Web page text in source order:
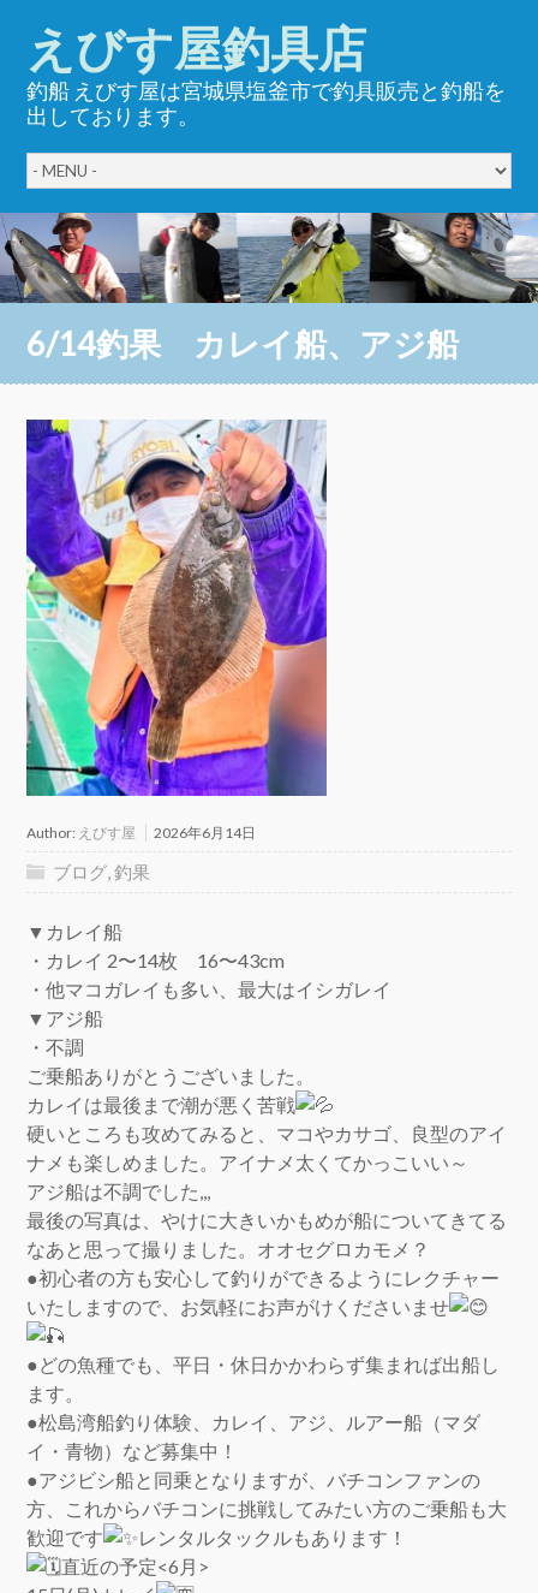
えびす屋釣具店
釣船 えびす屋は宮城県塩釜市で釣具販売と釣船を
出しております。
6/14釣果 カレイ船、アジ船
Author: えびす屋 2026年6月14日
ブログ,釣果
▼カレイ船
・カレイ 2〜14枚 16〜43cm
・他マコガレイも多い、最大はイシガレイ
▼アジ船
・不調
ご乗船ありがとうございました。
カレイは最後まで潮が悪く苦戦
硬いところも攻めてみると、マコやカサゴ、良型のアイ
ナメも楽しめました。アイナメ太くてかっこいい～
アジ船は不調でした,,,
最後の写真は、やけに大きいかもめが船についてきてる
なあと思って撮りました。オオセグロカモメ？
●初心者の方も安心して釣りができるようにレクチャー
いたしますので、お気軽にお声がけくださいませ
●どの魚種でも、平日・休日かかわらず集まれば出船し
ます。
●松島湾船釣り体験、カレイ、アジ、ルアー船（マダ
イ・青物）など募集中！
●アジビシ船と同乗となりますが、バチコンファンの
方、これからバチコンに挑戦してみたい方のご乗船も大
歓迎です
レンタルタックルもあります！
直近の予定<6月>